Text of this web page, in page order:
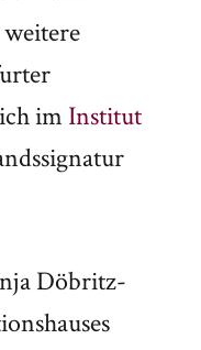
imInstitut
Döbritz-